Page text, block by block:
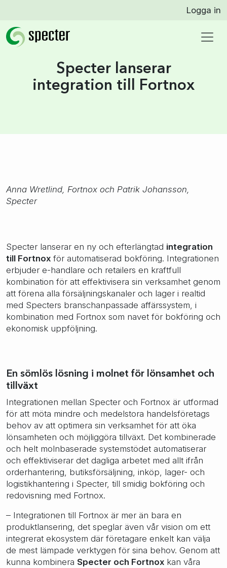
Logga in
Specter lanserar
integration till Fortnox
Anna Wretlind, Fortnox och Patrik Johansson,
Specter
Specter lanserar en ny och efterlängtad integration
till Fortnox för automatiserad bokföring. Integrationen
erbjuder e-handlare och retailers en kraftfull
kombination för att effektivisera sin verksamhet genom
att förena alla försäljningskanaler och lager i realtid
med Specters branschanpassade affärssystem, i
kombination med Fortnox som navet för bokföring och
ekonomisk uppföljning.
En sömlös lösning i molnet för lönsamhet och
tillväxt
Integrationen mellan Specter och Fortnox är utformad
för att möta mindre och medelstora handelsföretags
behov av att optimera sin verksamhet för att öka
lönsamheten och möjliggöra tillväxt. Det kombinerade
och helt molnbaserade systemstödet automatiserar
och effektiviserar det dagliga arbetet med allt ifrån
orderhantering, butiksförsäljning, inköp, lager- och
logistikhantering i Specter, till smidig bokföring och
redovisning med Fortnox.
– Integrationen till Fortnox är mer än bara en
produktlansering, det speglar även vår vision om ett
integrerat ekosystem där företagare enkelt kan välja
de mest lämpade verktygen för sina behov. Genom att
kunna kombinera Specter och Fortnox kan våra